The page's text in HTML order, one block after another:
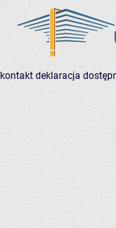
kontakt deklaracja